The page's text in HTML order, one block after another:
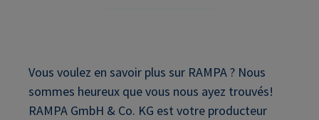
Vous voulez en savoir plus sur RAMPA ? Nous
sommes heureux que vous nous ayez trouvés!
RAMPA GmbH & Co. KG est votre producteur